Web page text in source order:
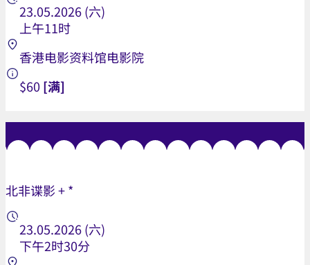
23.05.2026 (六)
上午11时
香港电影资料馆电影院
$60 [满]
北非谍影 + *
23.05.2026 (六)
下午2时30分